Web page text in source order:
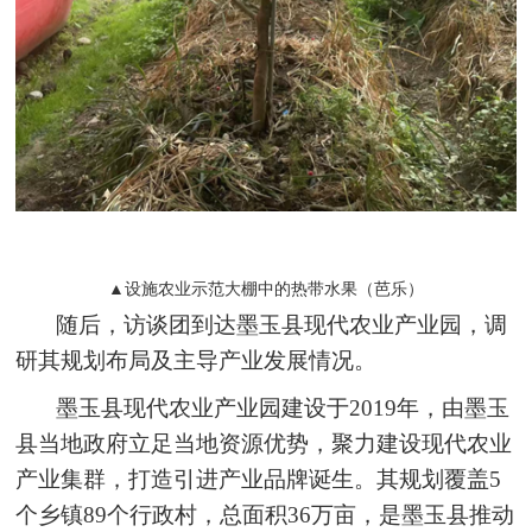
▲设施农业示范大棚中的热带水果（芭乐）
随后，访谈团到达墨玉县现代农业产业园，调
研其规划布局及主导产业发展情况。
墨玉县现代农业产业园建设于2019年，由墨玉
县当地政府立足当地资源优势，聚力建设现代农业
产业集群，打造引进产业品牌诞生。其规划覆盖5
个乡镇89个行政村，总面积36万亩，是墨玉县推动